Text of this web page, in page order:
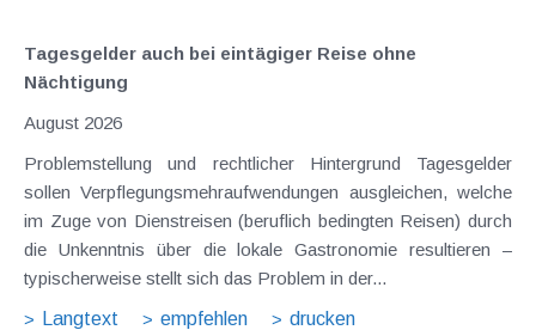
Tagesgelder auch bei eintägiger Reise ohne
Nächtigung
August 2026
Problemstellung und rechtlicher Hintergrund Tagesgelder
sollen Verpflegungsmehraufwendungen ausgleichen, welche
im Zuge von Dienstreisen (beruflich bedingten Reisen) durch
die Unkenntnis über die lokale Gastronomie resultieren –
typischerweise stellt sich das Problem in der...
Langtext
empfehlen drucken